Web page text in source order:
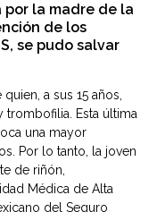
la madre de la
de los
se pudo salvar
a sus 15 años,
trombofilia. Esta última
una mayor
Por lo tanto, la joven
de riñón,
Médica de Alta
del Seguro